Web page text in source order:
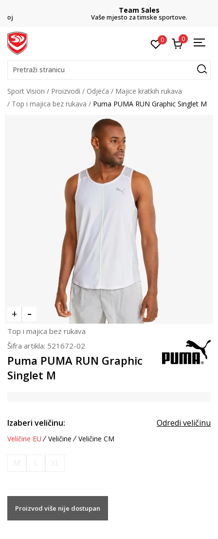
Team Sales
Vaše mjesto za timske sportove.
0 0
Pretraži stranicu
Sport Vision Proizvodi Odjeća
Majice kratkih rukava
Top i majica bez rukava
Puma PUMA RUN Graphic Singlet M
Top i majica bez rukava
Šifra artikla: 521672-02
Puma PUMA RUN Graphic
Singlet M
Izaberi veličinu: Odredi veličinu
Veličine EU Veličine Veličine CM
Proizvod više nije dostupan